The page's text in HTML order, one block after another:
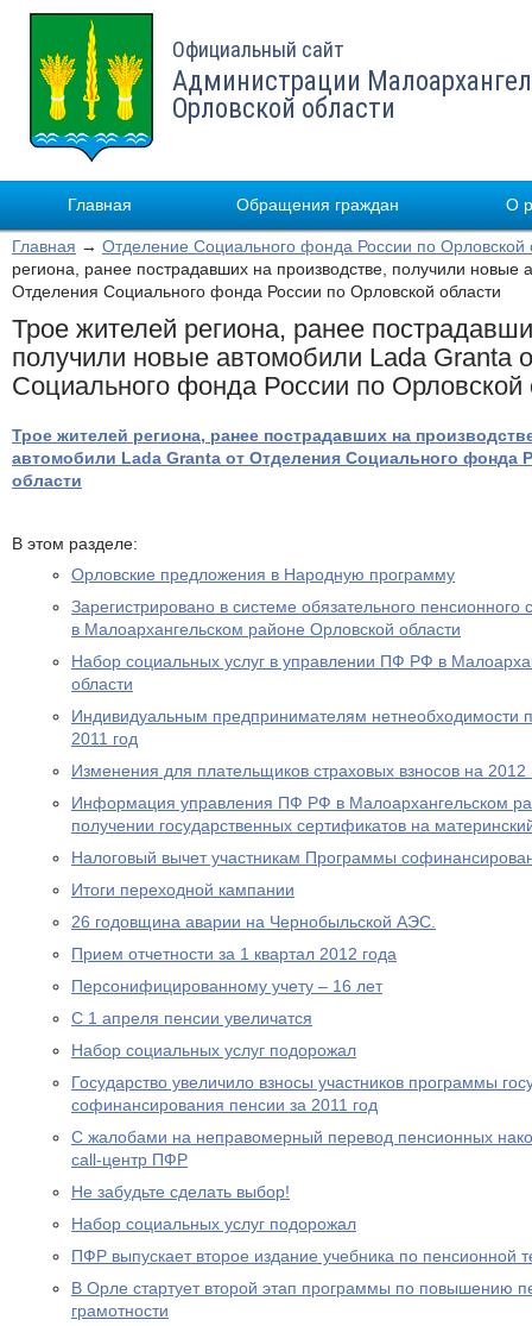
Официальный сайт
Администрации
Орловской области
Главная Обращения граждан О
Главная → Отделение Социального фонда России по Орловской
региона, ранее пострадавших на производстве, получили новые
Отделения Социального фонда России по Орловской области
Трое жителей региона, ранее
получили новые автомобили Lada Granta
Социального фонда России по Орловской
Трое жителей региона, ранее пострадавших на
автомобили Lada Granta от Отделения Социального фонда
области
В этом разделе:
Орловские предложения в Народную программу
Зарегистрировано в системе обязательного
в Малоархангельском районе Орловской области
Набор социальных услуг в управлении ПФ РФ в
области
Индивидуальным предпринимателям нетнеобходимости
2011 год
Изменения для плательщиков страховых взносов на 2012
Информация управления ПФ РФ в Малоархангельском
получении государственных сертификатов на
Налоговый вычет участникам Программы
Итоги переходной кампании
26 годовщина аварии на Чернобыльской АЭС.
Прием отчетности за 1 квартал 2012 года
Персонифицированному учету – 16 лет
С 1 апреля пенсии увеличатся
Набор социальных услуг подорожал
Государство увеличило взносы участников программы
софинансирования пенсии за 2011 год
С жалобами на неправомерный перевод пенсионных
call-центр ПФР
Не забудьте сделать выбор!
Набор социальных услуг подорожал
ПФР выпускает второе издание учебника по пенсионной
В Орле стартует второй этап программы по повышению
грамотности